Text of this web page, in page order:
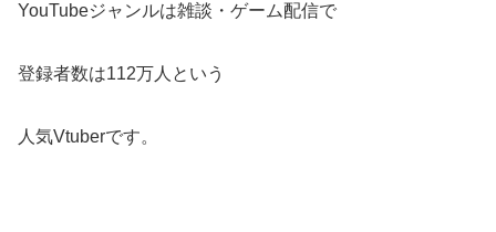
YouTubeジャンルは雑談・ゲーム配信で
登録者数は112万人という
人気Vtuberです。